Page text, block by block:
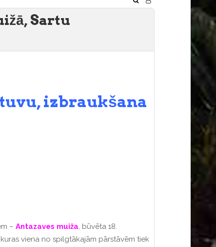
Sartu
izbraukšana
– Antazaves muiža, būvēta 18.
viena no spilgtākajām pārstāvēm tiek